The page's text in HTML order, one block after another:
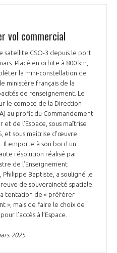
ADHÉRENTS
ET SPATIALE
ET SPATIALE
SUR LES RELATIONS ENTRE
FOURNISSEURS
1
2
15
27 28 29
30
vol commercial
satellite CSO-3 depuis le port
Placé en orbite à 800 km,
la mini-constellation de
ministère français de la
de renseignement. Le
le compte de la Direction
au profit du Commandement
et de l’Espace, sous maîtrise
et sous maîtrise d’œuvre
Il emporte à son bord un
résolution réalisé par
de l’Enseignement
Baptiste, a souligné le
de souveraineté spatiale
tentation de « préférer
», mais de faire le choix de
l’accès à l’Espace.
2025
d'adhérer au GIFAS.
données sectorielles,
...